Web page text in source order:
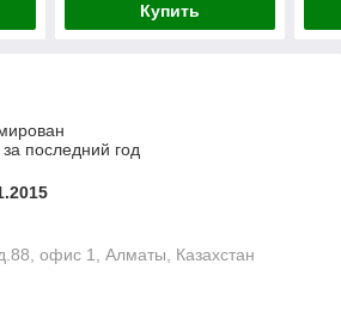
Купить
последний год
офис 1, Алматы, Казахстан